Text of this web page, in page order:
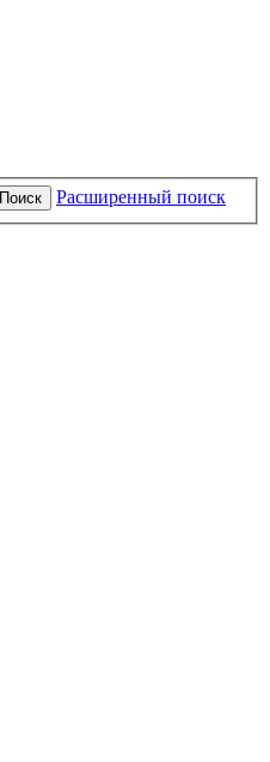
Поиск Расширенный поиск